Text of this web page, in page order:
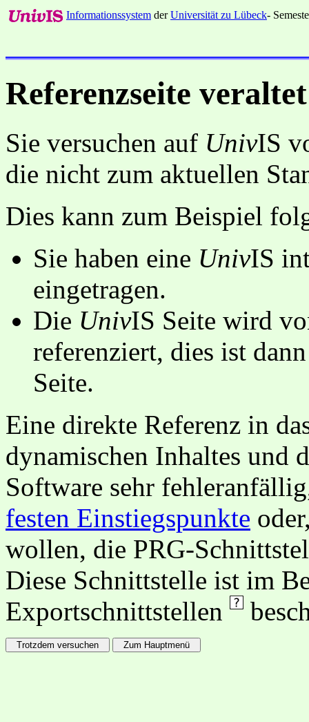
Informationssystem derUniversität zu Lübeck-
Referenzseite veraltet
Sie versuchen auf UnivIS
die nicht zum aktuellen
Dies kann zum Beispiel
Sie haben eine UnivIS
eingetragen.
Die UnivIS Seite wird
referenziert, dies ist
Seite.
Eine direkte Referenz in
dynamischen Inhaltes und
Software sehr
festen Einstiegspunkte
wollen, die PRG-
Diese Schnittstelle ist im
Exportschnittstellen